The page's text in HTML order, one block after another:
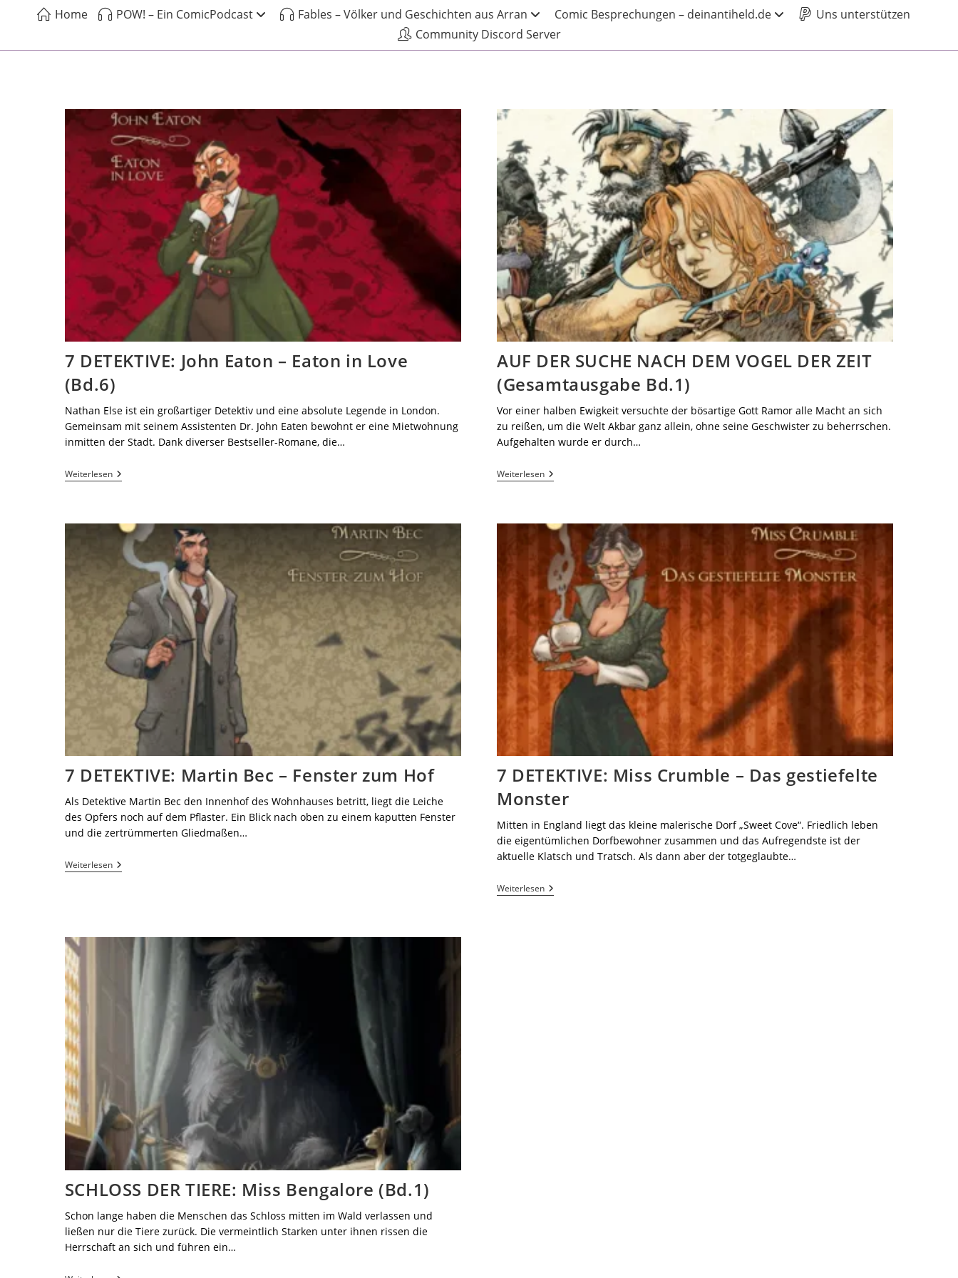
Home POW! – Ein ComicPodcast Fables – Völker und Geschichten aus Arran Comic Besprechungen – deinantiheld.de
Uns unterstützen
Community Discord Server
7 DETEKTIVE: John Eaton – Eaton in Love
(Bd.6)
Nathan Else ist ein großartiger Detektiv und eine absolute Legende in London.
Gemeinsam mit seinem Assistenten Dr. John Eaten bewohnt er eine Mietwohnung
inmitten der Stadt. Dank diverser Bestseller-Romane, die…
Weiterlesen
AUF DER SUCHE NACH DEM VOGEL DER ZEIT
(Gesamtausgabe Bd.1)
Vor einer halben Ewigkeit versuchte der bösartige Gott Ramor alle Macht an sich
zu reißen, um die Welt Akbar ganz allein, ohne seine Geschwister zu beherrschen.
Aufgehalten wurde er durch…
Weiterlesen
7 DETEKTIVE: Martin Bec – Fenster zum Hof
Als Detektive Martin Bec den Innenhof des Wohnhauses betritt, liegt die Leiche
des Opfers noch auf dem Pflaster. Ein Blick nach oben zu einem kaputten Fenster
und die zertrümmerten Gliedmaßen…
Weiterlesen
7 DETEKTIVE: Miss Crumble – Das gestiefelte
Monster
Mitten in England liegt das kleine malerische Dorf „Sweet Cove“. Friedlich leben
die eigentümlichen Dorfbewohner zusammen und das Aufregendste ist der
aktuelle Klatsch und Tratsch. Als dann aber der totgeglaubte…
Weiterlesen
SCHLOSS DER TIERE: Miss Bengalore (Bd.1)
Schon lange haben die Menschen das Schloss mitten im Wald verlassen und
ließen nur die Tiere zurück. Die vermeintlich Starken unter ihnen rissen die
Herrschaft an sich und führen ein…